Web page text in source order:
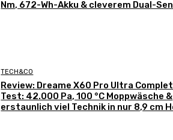
Nm, 672-Wh-Akku & cleverem Dual-
TECH&CO
Review: Dreame X60 Pro Ultra
Test: 42.000 Pa, 100 °C Moppwäsche &
erstaunlich viel Technik in nur 8,9 cm